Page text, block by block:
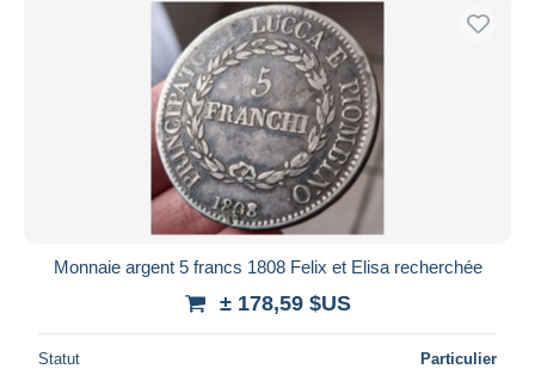
Monnaie argent 5 francs 1808 Felix et Elisa recherchée
± 178,59 $US
Statut Particulier